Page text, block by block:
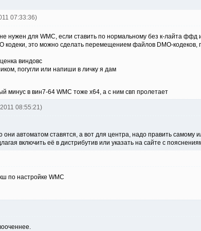
07:33:36)
нужен для WMC, если ставить по нормальному без к-лайта
кодеки, это можно сделать перемещением файлов DMO-
виндовс
погугли или напиши в личку я дам
минус в вин7-64 WMC тоже х64, а с ним свп пролетает
08:55:21)
автоматом ставятся, а вот для центра, надо править самому
включить её в дистрибутив или указать на сайте с
по настройке WMC